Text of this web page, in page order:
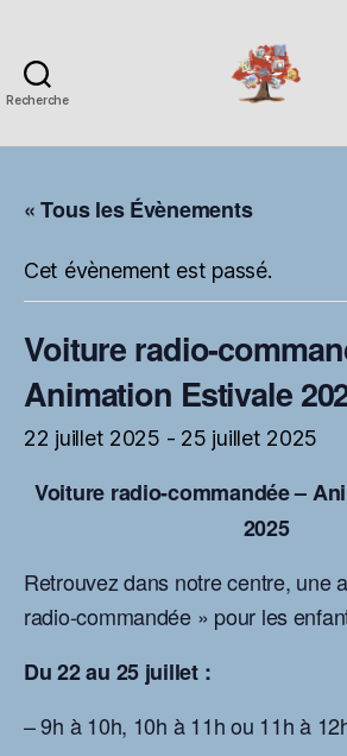
Recherche
« Tous les Évènements
Cet évènement est passé.
Voiture radio-
Animation Estivale
22 juillet 2025 - 25 juillet 2025
Voiture radio-commandée –
2025
Retrouvez dans notre centre, une
radio-commandée » pour les
Du 22 au 25 juillet :
– 9h à 10h, 10h à 11h ou 11h à